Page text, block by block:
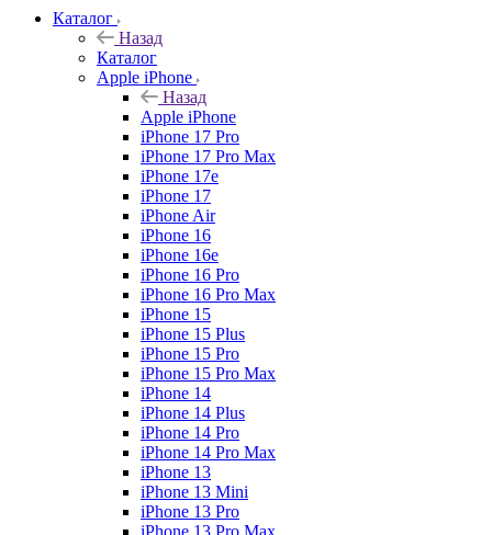
Каталог
Назад
Каталог
Apple iPhone
Назад
Apple iPhone
iPhone 17 Pro
iPhone 17 Pro Max
iPhone 17e
iPhone 17
iPhone Air
iPhone 16
iPhone 16e
iPhone 16 Pro
iPhone 16 Pro Max
iPhone 15
iPhone 15 Plus
iPhone 15 Pro
iPhone 15 Pro Max
iPhone 14
iPhone 14 Plus
iPhone 14 Pro
iPhone 14 Pro Max
iPhone 13
iPhone 13 Mini
iPhone 13 Pro
iPhone 13 Pro Max